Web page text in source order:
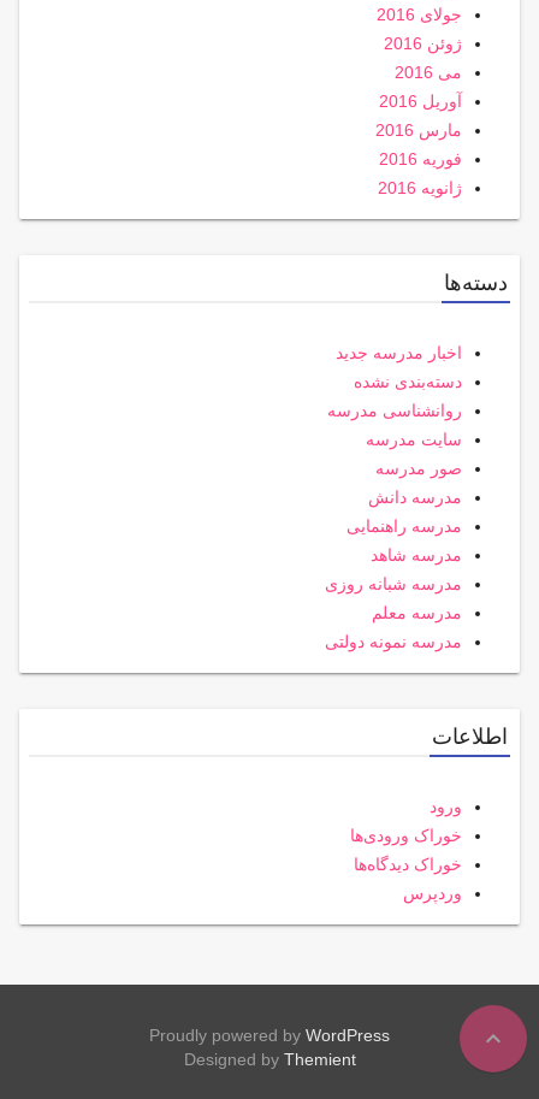
expand_less
جولای 2016
ژوئن 2016
می 2016
آوریل 2016
مارس 2016
فوریه 2016
ژانویه 2016
دسته‌ها
اخبار مدرسه جدید
دسته‌بندی نشده
روانشناسی مدرسه
سایت مدرسه
صور مدرسه
مدرسه دانش
مدرسه راهنمایی
مدرسه شاهد
مدرسه شبانه روزی
مدرسه معلم
مدرسه نمونه دولتی
اطلاعات
ورود
خوراک ورودی‌ها
خوراک دیدگاه‌ها
وردپرس
Proudly powered by WordPress
Designed by Themient